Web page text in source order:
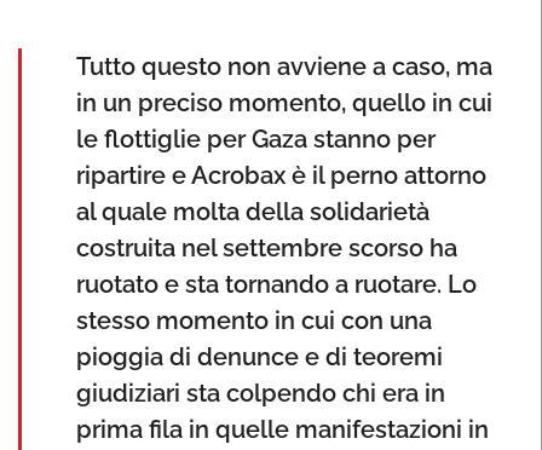
Tutto questo non avviene a caso, ma
in un preciso momento, quello in cui
le flottiglie per Gaza stanno per
ripartire e Acrobax è il perno attorno
al quale molta della solidarietà
costruita nel settembre scorso ha
ruotato e sta tornando a ruotare. Lo
stesso momento in cui con una
pioggia di denunce e di teoremi
giudiziari sta colpendo chi era in
prima fila in quelle manifestazioni in